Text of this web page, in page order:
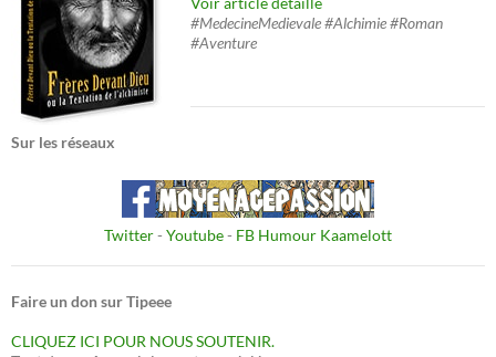
#MedecineMedievale #Alchimie #Roman
#Aventure
Sur les réseaux
Twitter- Youtube- FB Humour Kaamelott
Faire un don sur Tipeee
CLIQUEZ ICI POUR NOUS SOUTENIR.